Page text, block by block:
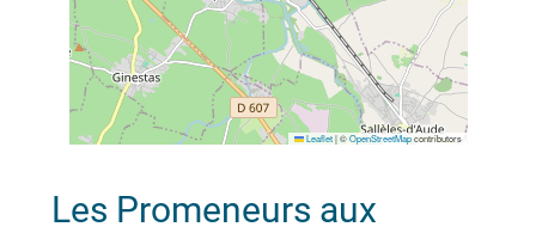
Leaflet |©OpenStreetMapcontributors
Les Promeneurs aux